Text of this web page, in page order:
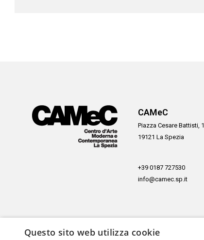
CAMeC
Piazza Cesare Battisti, 1
19121 La Spezia
+39 0187 727530
info@camec.sp.it
Questo sito web utilizza cookie